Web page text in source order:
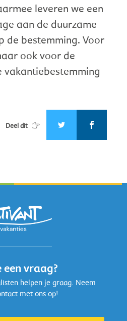
leveren we een
aan de duurzame
de bestemming. Voor
ook voor de
vakantiebestemming
Deel dit
een vraag?
helpen je graag. Neem
met ons op!